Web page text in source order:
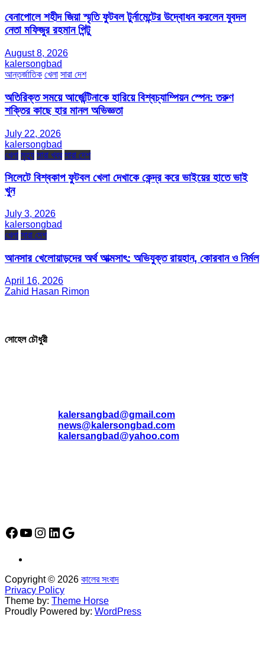
বেনাপোলে শহীদ জিয়া স্মৃতি ফুটবল টুর্নামেন্টের উদ্বোধন করলেন যুবদল
নেতা মফিজুর রহমান পিন্টু
August 8, 2026
kalersongbad
আন্তর্জাতিক খেলা সারা দেশ
অতিরিক্ত সময়ে আর্জেন্টিনাকে হারিয়ে বিশ্বচ্যাম্পিয়ন স্পেন: তরুণ
শক্তির কাছে হার মানল অভিজ্ঞতা
July 22, 2026
kalersongbad
খেলা মৃত্যু সারা খবর সারা দেশ
সিলেটে বিশ্বকাপ ফুটবল খেলা দেখাকে কেন্দ্র করে ভাইয়ের হাতে ভাই
খুন
July 3, 2026
kalersongbad
খেলা সারা দেশ
আনসার খেলোয়াড়দের অর্থ আত্মসাৎ: অভিযুক্ত রায়হান, কোরবান ও নির্মল
April 16, 2026
Zahid Hasan Rimon
সোহেল চৌধুরী
kalersangbad@gmail.com
news@kalersongbad.com
kalersangbad@yahoo.com
Facebook
YouTube
Instagram
LinkedIn
Google
Copyright © 2026 কালের সংবাদ
Privacy Policy
Theme by: Theme Horse
Proudly Powered by: WordPress